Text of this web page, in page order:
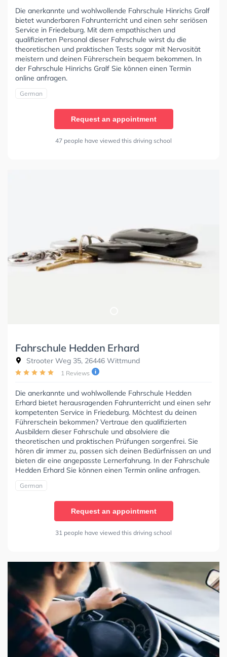
Die anerkannte und wohlwollende Fahrschule Hinrichs Gralf
bietet wunderbaren Fahrunterricht und einen sehr seriösen
Service in Friedeburg. Mit dem empathischen und
qualifizierten Personal dieser Fahrschule wirst du die
theoretischen und praktischen Tests sogar mit Nervosität
meistern und deinen Führerschein bequem bekommen. In
der Fahrschule Hinrichs Gralf Sie können einen Termin
online anfragen.
German
Request an appointment
47 people have viewed this driving school
Fahrschule Hedden Erhard
Strooter Weg 35, 26446 Wittmund
1 Reviews
Die anerkannte und wohlwollende Fahrschule Hedden
Erhard bietet herausragenden Fahrunterricht und einen sehr
kompetenten Service in Friedeburg. Möchtest du deinen
Führerschein bekommen? Vertraue den qualifizierten
Ausbildern dieser Fahrschule und absolviere die
theoretischen und praktischen Prüfungen sorgenfrei. Sie
hören dir immer zu, passen sich deinen Bedürfnissen an und
bieten dir eine angepasste Lernerfahrung. In der Fahrschule
Hedden Erhard Sie können einen Termin online anfragen.
German
Request an appointment
31 people have viewed this driving school